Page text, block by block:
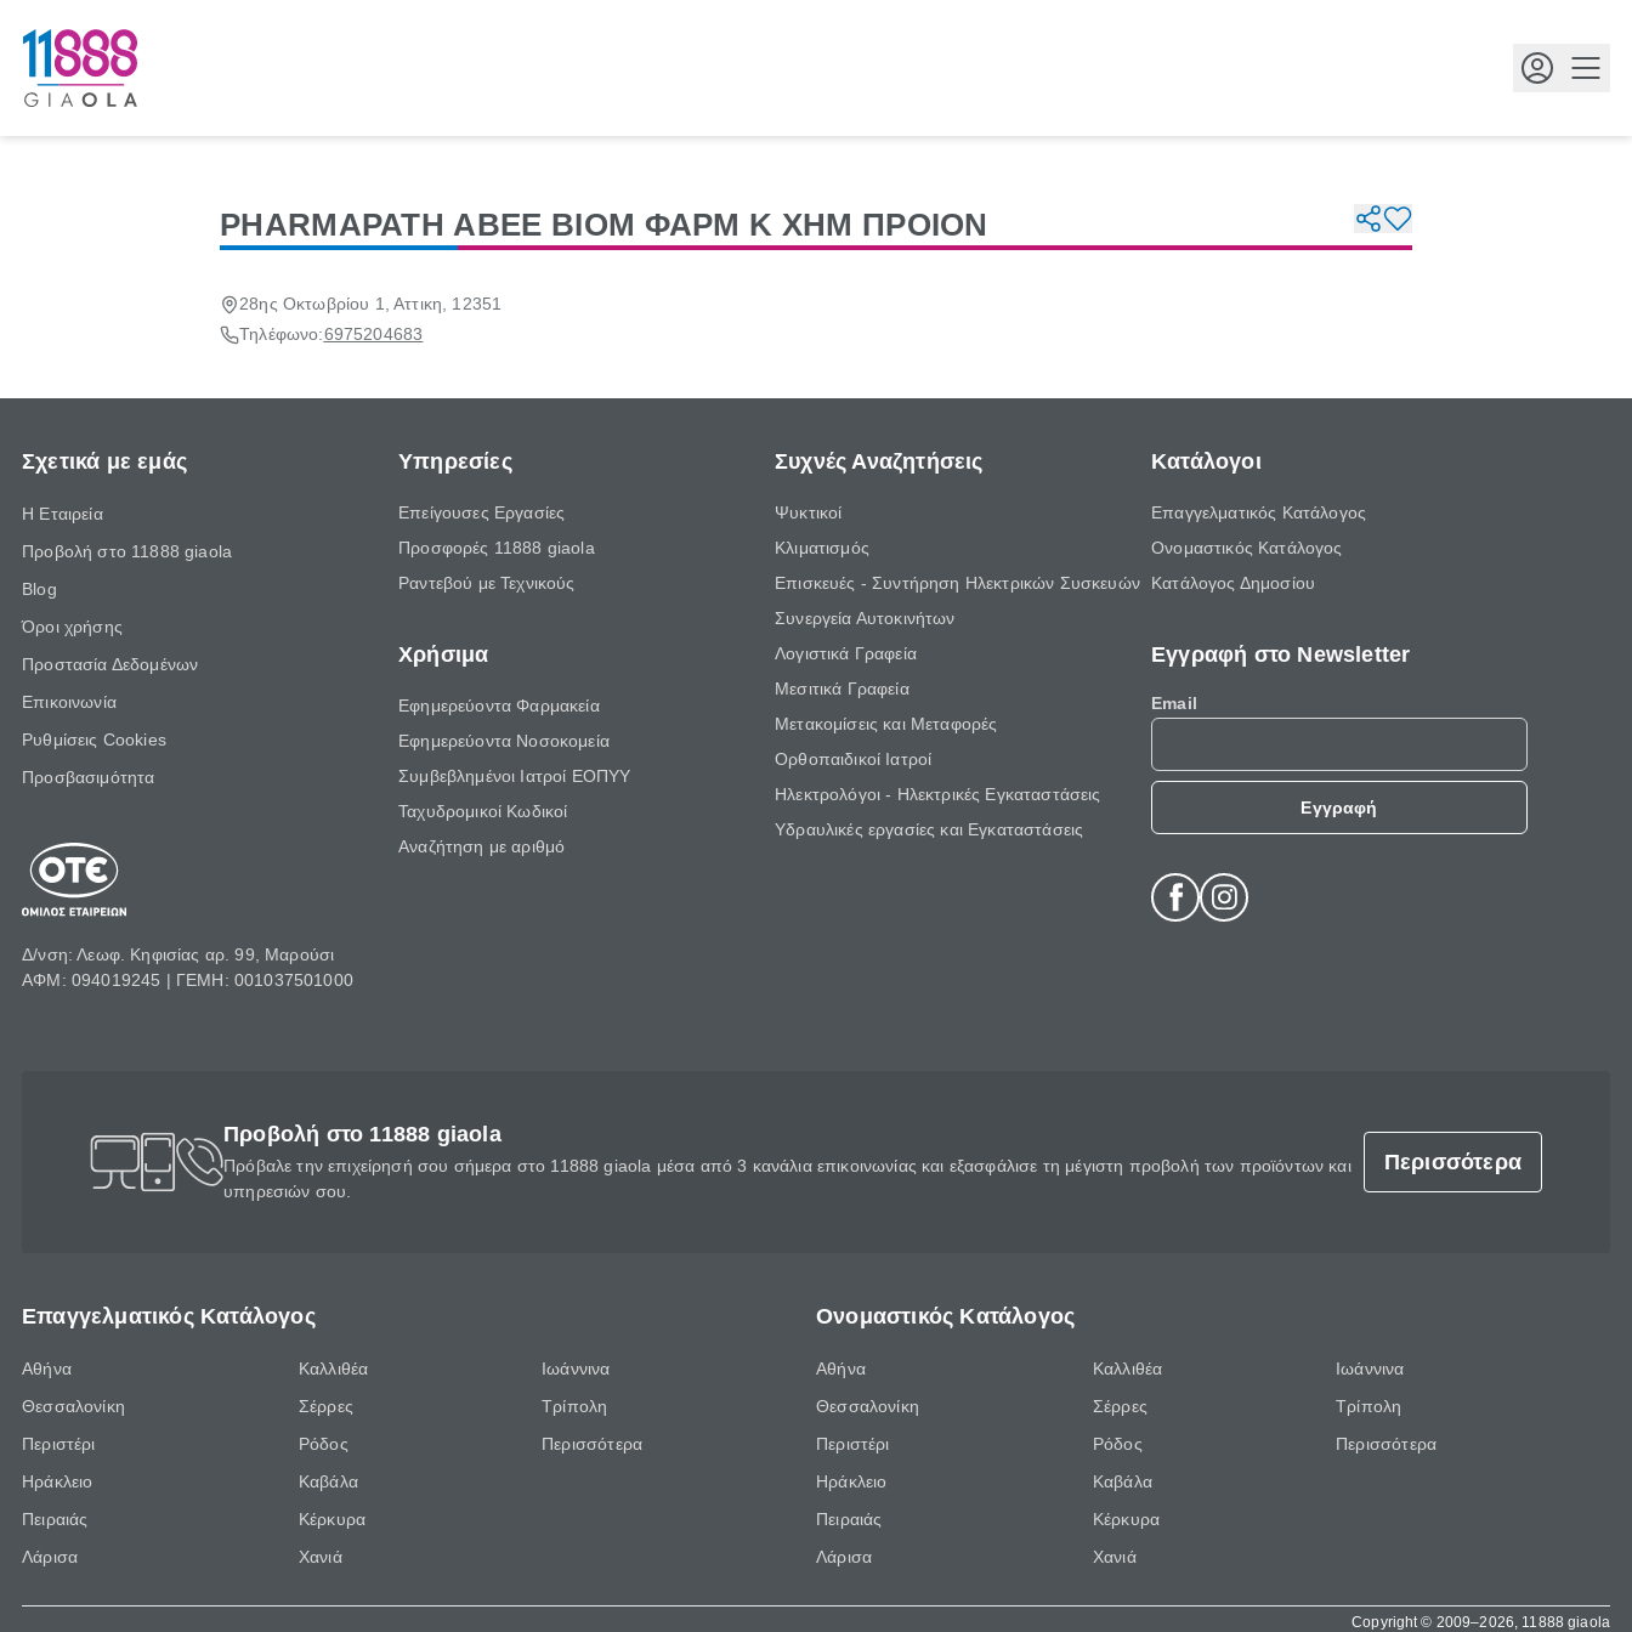
PHARMAPATH ΑΒΕΕ ΒΙΟΜ ΦΑΡΜ Κ ΧΗΜ ΠΡΟΙΟΝ
28ης Οκτωβρίου 1, Αττικη, 12351
Τηλέφωνο:6975204683
Σχετικά με εμάς
Η Εταιρεία
Προβολή στο 11888 giaola
Blog
Όροι χρήσης
Προστασία Δεδομένων
Επικοινωνία
Ρυθμίσεις Cookies
Προσβασιμότητα
Δ/νση: Λεωφ. Κηφισίας αρ. 99, Μαρούσι
ΑΦΜ: 094019245 | ΓΕΜΗ: 001037501000
Υπηρεσίες
Επείγουσες Εργασίες
Προσφορές 11888 giaola
Ραντεβού με Τεχνικούς
Χρήσιμα
Εφημερεύοντα Φαρμακεία
Εφημερεύοντα Νοσοκομεία
Συμβεβλημένοι Ιατροί ΕΟΠΥΥ
Ταχυδρομικοί Κωδικοί
Αναζήτηση με αριθμό
Συχνές Αναζητήσεις
Ψυκτικοί
Κλιματισμός
Επισκευές - Συντήρηση Ηλεκτρικών Συσκευών
Συνεργεία Αυτοκινήτων
Λογιστικά Γραφεία
Μεσιτικά Γραφεία
Μετακομίσεις και Μεταφορές
Ορθοπαιδικοί Ιατροί
Ηλεκτρολόγοι - Ηλεκτρικές Εγκαταστάσεις
Υδραυλικές εργασίες και Εγκαταστάσεις
Κατάλογοι
Επαγγελματικός Κατάλογος
Ονομαστικός Κατάλογος
Κατάλογος Δημοσίου
Εγγραφή στο Newsletter
Email
Εγγραφή
Προβολή στο 11888 giaola
Πρόβαλε την επιχείρησή σου σήμερα στο 11888 giaola μέσα από 3 κανάλια επικοινωνίας και εξασφάλισε τη μέγιστη προβολή των προϊόντων και
υπηρεσιών σου.
Περισσότερα
Επαγγελματικός Κατάλογος
Αθήνα
Θεσσαλονίκη
Περιστέρι
Ηράκλειο
Πειραιάς
Λάρισα
Καλλιθέα
Σέρρες
Ρόδος
Καβάλα
Κέρκυρα
Χανιά
Ιωάννινα
Τρίπολη
Περισσότερα
Ονομαστικός Κατάλογος
Αθήνα
Θεσσαλονίκη
Περιστέρι
Ηράκλειο
Πειραιάς
Λάρισα
Καλλιθέα
Σέρρες
Ρόδος
Καβάλα
Κέρκυρα
Χανιά
Ιωάννινα
Τρίπολη
Περισσότερα
Copyright © 2009–2026, 11888 giaola